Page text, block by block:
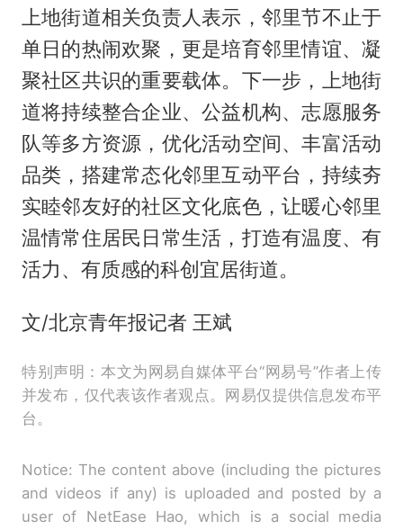
上地街道相关负责人表示，邻里节不止于
单日的热闹欢聚，更是培育邻里情谊、凝
聚社区共识的重要载体。下一步，上地街
道将持续整合企业、公益机构、志愿服务
队等多方资源，优化活动空间、丰富活动
品类，搭建常态化邻里互动平台，持续夯
实睦邻友好的社区文化底色，让暖心邻里
温情常住居民日常生活，打造有温度、有
活力、有质感的科创宜居街道。
文/北京青年报记者 王斌
特别声明：本文为网易自媒体平台“网易号”作者上传
并发布，仅代表该作者观点。网易仅提供信息发布平
台。
Notice: The content above (including the pictures
and videos if any) is uploaded and posted by a
user of NetEase Hao, which is a social media